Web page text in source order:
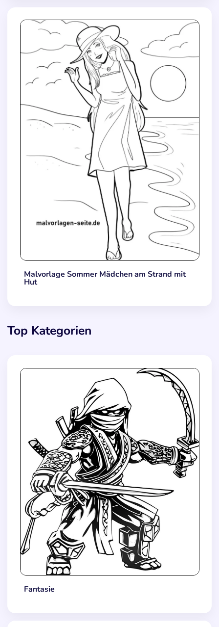
Malvorlage Sommer Mädchen am Strand mit
Hut
Top Kategorien
Fantasie